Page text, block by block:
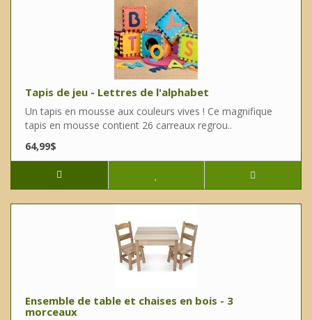
Tapis de jeu - Lettres de l'alphabet
Un tapis en mousse aux couleurs vives ! Ce magnifique
tapis en mousse contient 26 carreaux regrou..
64,99$
Ensemble de table et chaises en bois - 3
morceaux